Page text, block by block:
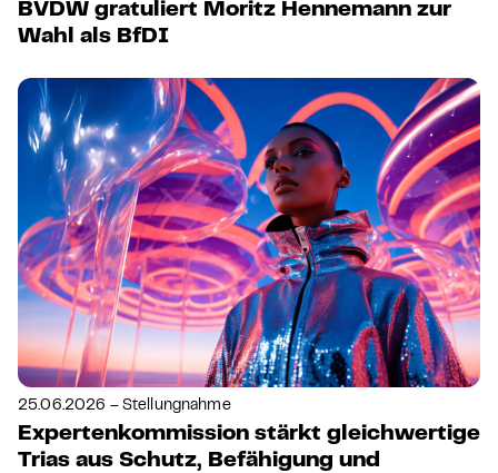
BVDW gratuliert Moritz Hennemann zur
Wahl als BfDI
25.06.2026 – Stellungnahme
Expertenkommission stärkt gleichwertige
Trias aus Schutz, Befähigung und